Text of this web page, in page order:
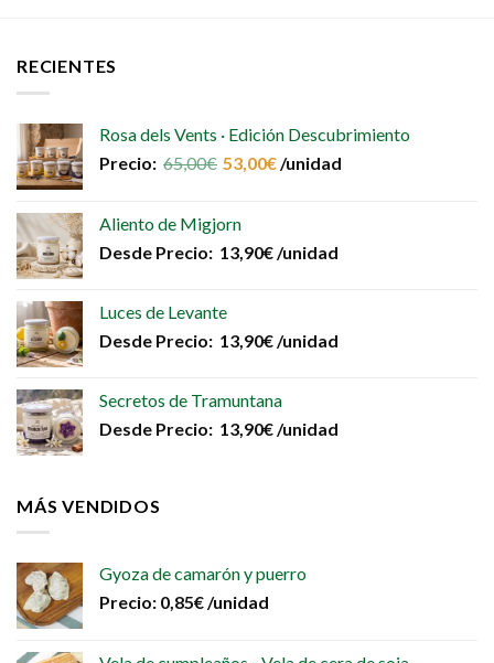
pueden
elegir
de
RECIENTES
Rosa dels Vents · Edición Descubrimiento
Precio: 65,00€ 53,00€ /unidad
Aliento de Migjorn
Desde Precio: 13,90€ /unidad
Luces de Levante
Desde Precio: 13,90€ /unidad
Secretos de Tramuntana
Desde Precio: 13,90€ /unidad
MÁS VENDIDOS
Gyoza de camarón y puerro
Precio: 0,85€/unidad